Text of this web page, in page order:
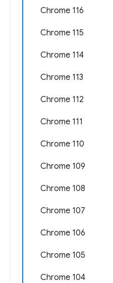
Chrome 116
Chrome 115
Chrome 114
Chrome 113
Chrome 112
Chrome 111
Chrome 110
Chrome 109
Chrome 108
Chrome 107
Chrome 106
Chrome 105
Chrome 104